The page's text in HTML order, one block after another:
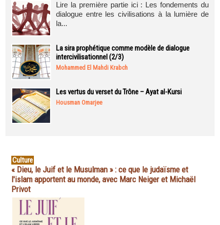
Lire la première partie ici : Les fondements du
dialogue entre les civilisations à la lumière de
la...
La sira prophétique comme modèle de dialogue
intercivilisationnel (2/3)
Mohammed El Mahdi Krabch
Les vertus du verset du Trône – Ayat al-Kursi
Housman Omarjee
Culture
« Dieu, le Juif et le Musulman » : ce que le judaïsme et
l'islam apportent au monde, avec Marc Neiger et Michaël
Privot